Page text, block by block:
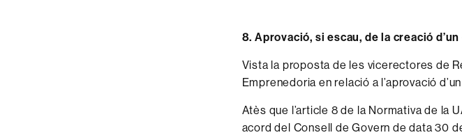
8. Aprovació, si escau, de la creació
Vista la proposta de les vicerectores de
Emprenedoria en relació a l’aprovació
Atès que l’article 8 de la Normativa de la
acord del Consell de Govern de data 30